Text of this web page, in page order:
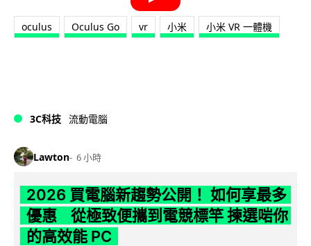
oculus Oculus Go vr 小米 小米 VR 一體機
3C科技 流動電腦
Lawton 6 小時
2026 買電腦新趨勢公開！ 如何享最多
優惠 從極致便攜到電競標竿 揀選啱你
的高效能 PC